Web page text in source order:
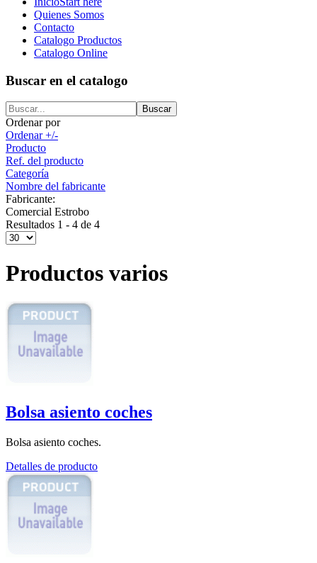
Quienes Somos
Contacto
Catalogo Productos
Catalogo Online
Buscar en el catalogo
Ordenar por
Ordenar +/-
Producto
Ref. del producto
Categoría
Nombre del fabricante
Fabricante:
Comercial Estrobo
Resultados 1 - 4 de 4
Productos varios
Bolsa asiento coches
Bolsa asiento coches.
Detalles de producto